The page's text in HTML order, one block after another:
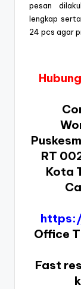
pesan
lengkap
24 pcs agar
RT
Kota
Office
Fast